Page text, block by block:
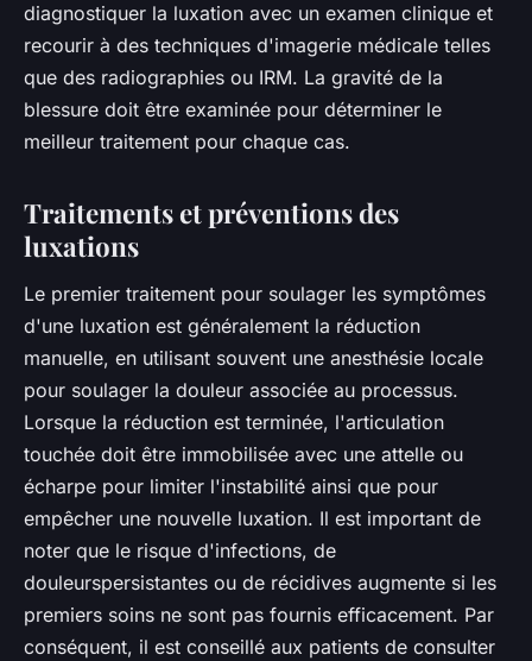
diagnostiquer la luxation avec un examen clinique et
recourir à des techniques d'imagerie médicale telles
que des radiographies ou IRM. La gravité de la
blessure doit être examinée pour déterminer le
meilleur traitement pour chaque cas.
Traitements et préventions des
luxations
Le premier traitement pour soulager les symptômes
d'une luxation est généralement la réduction
manuelle, en utilisant souvent une anesthésie locale
pour soulager la douleur associée au processus.
Lorsque la réduction est terminée, l'articulation
touchée doit être immobilisée avec une attelle ou
écharpe pour limiter l'instabilité ainsi que pour
empêcher une nouvelle luxation. Il est important de
noter que le risque d'infections, de
douleurspersistantes ou de récidives augmente si les
premiers soins ne sont pas fournis efficacement. Par
conséquent, il est conseillé aux patients de consulter